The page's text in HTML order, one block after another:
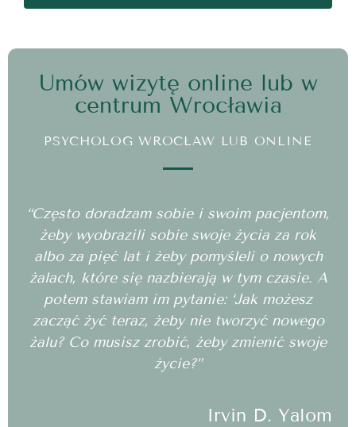
Umów wizytę online lub w
centrum Wrocławia
PSYCHOLOG WROCŁAW LUB ONLINE
“Często doradzam sobie i swoim pacjentom,
żeby wyobrazili sobie swoje życia za rok
albo za pięć lat i żeby pomyśleli o nowych
żalach, które się nazbierają w tym czasie. A
potem stawiam im pytanie: ‘Jak możesz
zacząć żyć teraz, żeby nie tworzyć nowego
żalu? Co musisz zrobić, żeby zmienić swoje
życie?”
Irvin D. Yalom